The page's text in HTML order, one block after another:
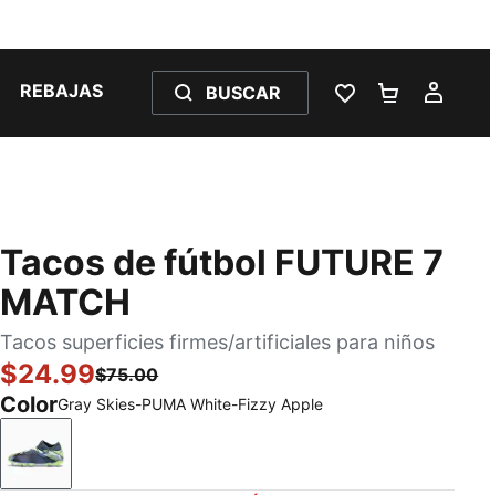
REBAJAS BUSCAR
LISTA DE
Tacos de fútbol FUTURE 7
MATCH
Tacos superficies firmes/artificiales para niños
$24.99$75.00
ColorGray Skies-PUMA White-Fizzy Apple
Gray Skies-PUMA White-Fizzy Apple